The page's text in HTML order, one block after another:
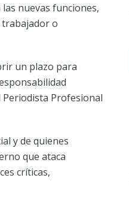
nuevas funciones,
o
un plazo para
Profesional
y de quienes
que ataca
críticas,